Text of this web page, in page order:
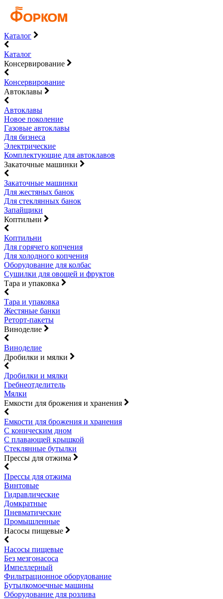
Каталог
Каталог
Консервирование
Консервирование
Автоклавы
Автоклавы
Новое поколение
Газовые автоклавы
Для бизнеса
Электрические
Комплектующие для автоклавов
Закаточные машинки
Закаточные машинки
Для жестяных банок
Для стеклянных банок
Запайщики
Коптильни
Коптильни
Для горячего копчения
Для холодного копчения
Оборудование для колбас
Сушилки для овощей и фруктов
Тара и упаковка
Тара и упаковка
Жестяные банки
Реторт-пакеты
Виноделие
Виноделие
Дробилки и мялки
Дробилки и мялки
Гребнеотделитель
Мялки
Емкости для брожения и хранения
Емкости для брожения и хранения
С коническим дном
С плавающей крышкой
Стеклянные бутылки
Прессы для отжима
Прессы для отжима
Винтовые
Гидравлические
Домкратные
Пневматические
Промышленные
Насосы пищевые
Насосы пищевые
Без мезгонасоса
Импеллерный
Фильтрационное оборудование
Бутылкомоечные машины
Оборудование для розлива